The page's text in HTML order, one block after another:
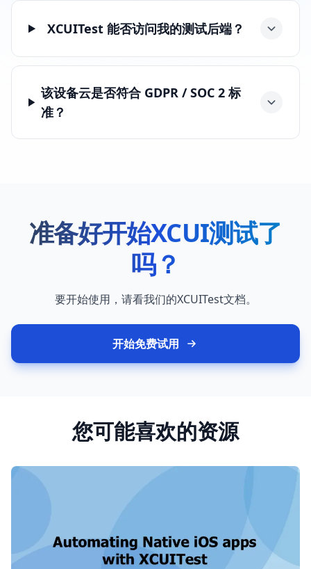
XCUITest 能否访问我的测试后端？
该设备云是否符合 GDPR / SOC 2 标
准？
准备好开始XCUI测试了
吗？
要开始使用，请看我们的XCUITest文档。
开始免费试用
您可能喜欢的资源